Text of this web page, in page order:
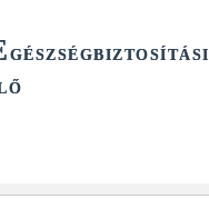
GÉSZSÉGBIZTOSÍTÁSI